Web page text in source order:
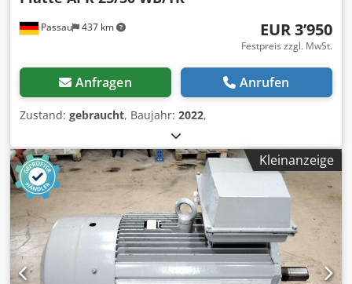
Passau 437 km EUR 3’950
Festpreis zzgl. MwSt.
Anfragen Anrufen
Zustand: gebraucht, Baujahr: 2022,
Kleinanzeige